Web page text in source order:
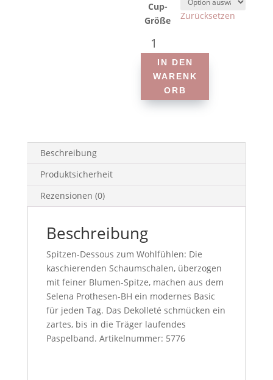
Cup-
Größe
Zurücksetzen
Anita
-
Selena
Prothesen-
IN DEN
WARENK
ORB
Beschreibung
Produktsicherheit
Rezensionen (0)
Beschreibung
Spitzen-Dessous zum Wohlfühlen: Die
kaschierenden Schaumschalen, überzogen
mit feiner Blumen-Spitze, machen aus dem
Selena Prothesen-BH ein modernes Basic
für jeden Tag. Das Dekolleté schmücken ein
zartes, bis in die Träger laufendes
Paspelband. Artikelnummer: 5776